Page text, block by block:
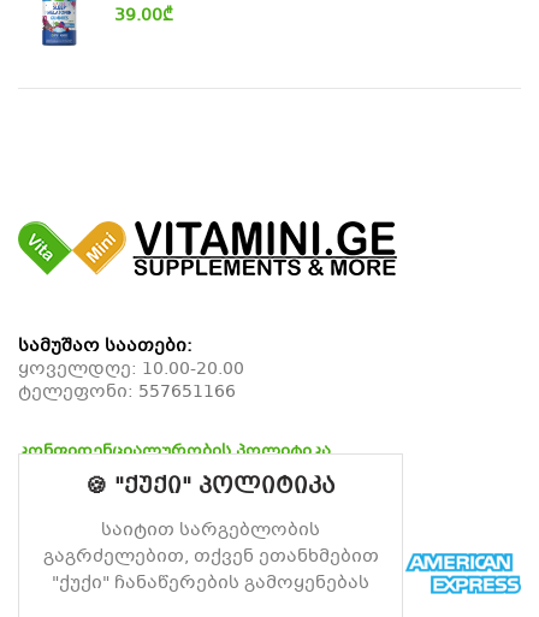
39.00₾
სამუშაო საათები:
ყოველდღე: 10.00-20.00
ტელეფონი: 557651166
კონფიდენციალურობის პოლიტიკა
დაბრუნების პოლიტიკა
მიწოდების პოლიტიკა
🍪 "ქუქი" პოლიტიკა
საიტით სარგებლობის
გაგრძელებით, თქვენ ეთანხმებით
"ქუქი" ჩანაწერების გამოყენებას